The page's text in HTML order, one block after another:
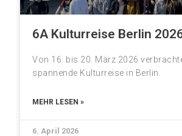
6A Kulturreise Berlin
Von 16. bis 20. März 2026
spannende Kulturreise in Berlin.
MEHR LESEN »
6. April 2026